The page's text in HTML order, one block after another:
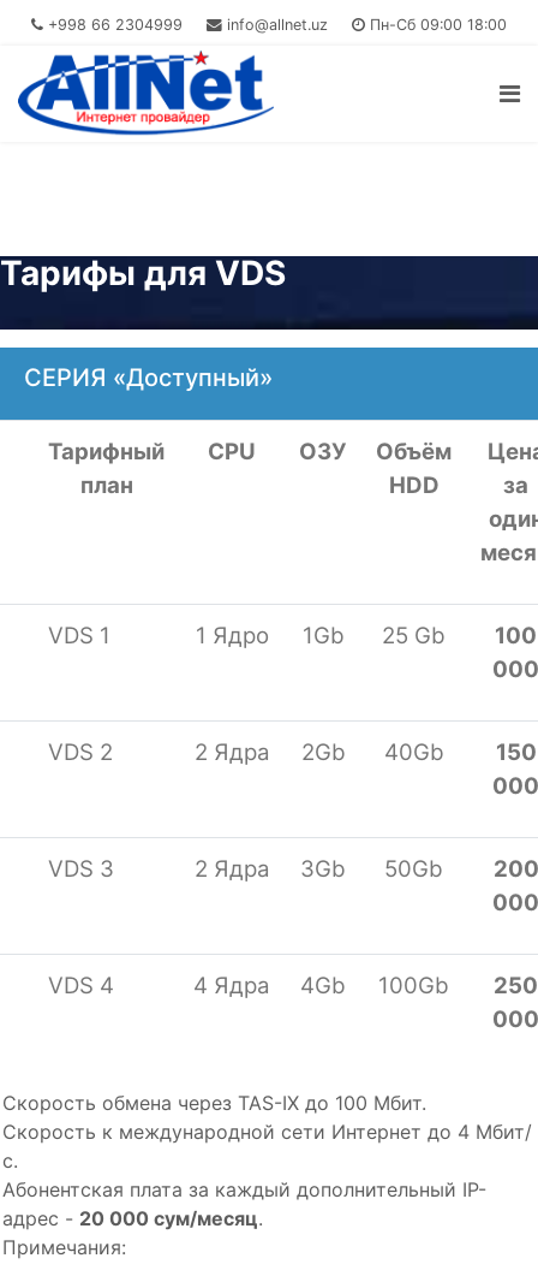
+998 66 2304999 info@allnet.uz Пн-Сб 09:00 18:00
Тарифы для VDS
СЕРИЯ «Доступный»
Тарифный
план
CPU ОЗУ
Объём
HDD
за
VDS 1 1 Ядро 1Gb 25 Gb
100
000
VDS 2 2 Ядра 2Gb 40Gb
150
000
VDS 3 2 Ядра 3Gb 50Gb
200
000
VDS 4 4 Ядра 4Gb 100Gb
250
000
VDS 5 4 Ядра 6Gb 150Gb
000
Скорость обмена через TAS-IX до 100 Мбит.
Скорость к международной сети Интернет до 4 Мбит/
с.
Абонентская плата за каждый дополнительный IP-
адрес - 20 000 сум/месяц.
Примечания: